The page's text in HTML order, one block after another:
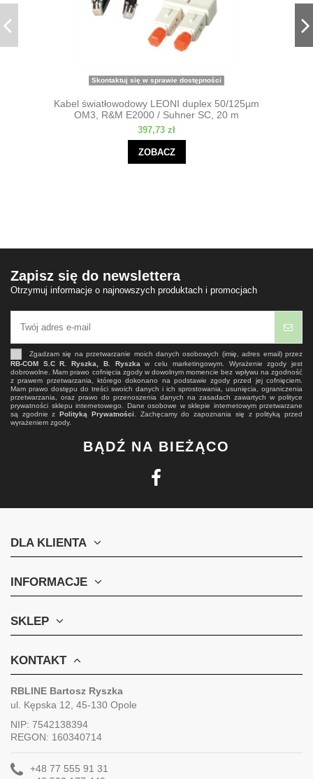
Skontaktuj się w sprawie dostępności
Kabel światłowodowy LEONI duplex 50/125µm
OM3, R&M E2000 / Suhner SC, 20 m
397,73 zł
ZOBACZ
Zapisz się do newslettera
Otrzymuj informacje o najnowszych produktach i promocjach
Zgadzam się na przetwarzanie moich danych osobowych (imię, adres email) przez
RB-COM S.C R. Ryszka, B. Ryszka w celu marketingowym. Wyrażenie zgody jest
dobrowolne. Mam prawo cofnięcia zgody w dowolnym momencie bez wpływu na zgodność
z prawem przetwarzania, którego dokonano na podstawie zgody przed jej cofnięciem.
Mam prawo dostępu do treści swoich danych i ich sprostowania, usunięcia, ograniczenia
przetwarzania, oraz prawo do przenoszenia danych na zasadach zawartych w polityce
prywatności sklepu internetowego. Dane osobowe w sklepie internetowym przetwarzane
są zgodnie zPolityką Prywatności . Zachęcamy do zapoznania się z polityką przed
wyrażeniem zgody.
BĄDŹ NA BIEŻĄCO
DLA KLIENTA
INFORMACJE
SKLEP
KONTAKT
RBLINE Bartosz Ryszka
ul. Kępska 12, 45-130 Opole
NIP: 7542138394
REGON: 160340714
+48 77 555 91 31